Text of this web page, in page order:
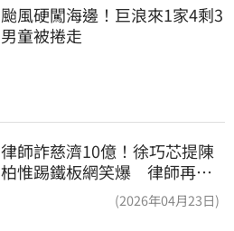
颱風硬闖海邊！巨浪來1家4剩3
男童被捲走
律師詐慈濟10億！徐巧芯提陳
柏惟踢鐵板網笑爆 律師再曬1
(2026年04月23日)